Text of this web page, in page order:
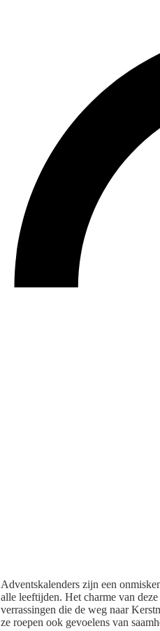
Adventskalenders zijn een
alle leeftijden. Het charme van
verrassingen die de weg naar
ze roepen ook gevoelens van